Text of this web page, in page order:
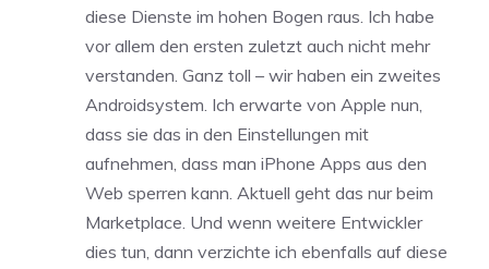
diese Dienste im hohen Bogen raus. Ich habe
vor allem den ersten zuletzt auch nicht mehr
verstanden. Ganz toll – wir haben ein zweites
Androidsystem. Ich erwarte von Apple nun,
dass sie das in den Einstellungen mit
aufnehmen, dass man iPhone Apps aus den
Web sperren kann. Aktuell geht das nur beim
Marketplace. Und wenn weitere Entwickler
dies tun, dann verzichte ich ebenfalls auf diese